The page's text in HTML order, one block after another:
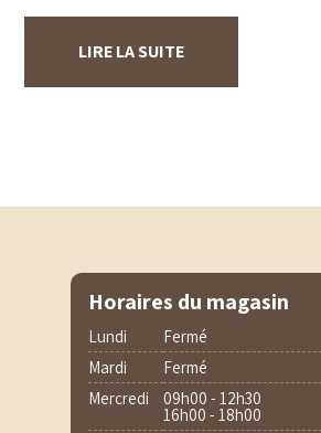
LIRE LA SUITE
Horaires du magasin
Lundi
Fermé
Mardi
Fermé
Mercredi
09h00 - 12h30
16h00 - 18h00